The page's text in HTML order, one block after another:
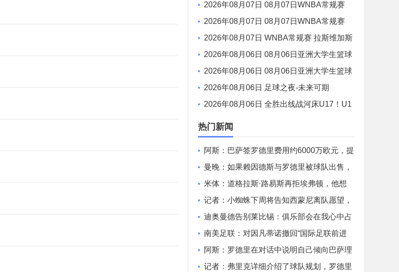
7轮不败 张玉宁传射达万双响法比奥破门
2026年08月07日 08月07日WNBA常规赛
多伦多节奏 83 - 97 波特兰火焰 集锦
2026年08月07日 08月07日WNBA常规赛
洛杉矶火花 89 - 82 明尼苏达山猫 全场集锦
2026年08月07日 WNBA常规赛 拉斯维加斯
王牌 86 - 84 印第安纳狂热 全场集锦
2026年08月06日 08月06日亚洲大学生篮球
联赛8强赛 清华大学 85 - 81 菲律宾大学 集锦
2026年08月06日 08月06日亚洲大学生篮球
联赛8强赛 早稻田大学 78 - 71 高丽大学 集锦
2026年08月06日 足球之夜-未来可期
2026年08月06日 全胜出线战河床U17！U1
7国足2-1十人药厂U17 赵松源登场1分钟传射
热门新闻
阿斯：巴萨签罗德里费用约6000万欧元，提
供4年税前3000万欧合同
曼晚：如果赖因德斯与罗德里被球队出售，
曼城还会再签下两名中场
米体：道格拉斯·路易斯再拒埃弗顿，他想
留队 但俱乐部尚未敲定
记者：小蜘蛛下周将告知西蒙尼离队愿望，
并希望得到理解和帮助
迪奥曼德告别莱比锡：俱乐部会在我心中占
据特殊位置，感谢所有
南美足联：对因凡蒂诺撤回“国际足联前进
企业计划”提案表示欢迎
阿斯：罗德里在对话中说明自己倾向巴萨理
由，皇马对此理解＆祝好
记者：弗里克详细介绍了球队规划，罗德里